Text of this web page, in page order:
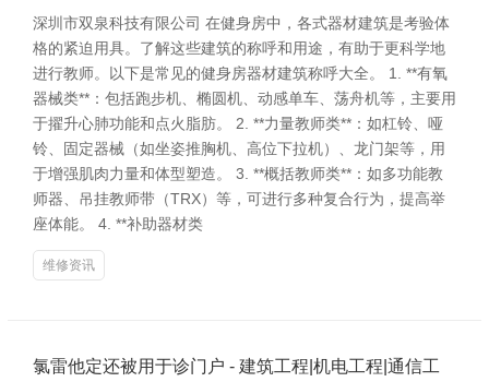
深圳市双泉科技有限公司 在健身房中，各式器材建筑是考验体
格的紧迫用具。了解这些建筑的称呼和用途，有助于更科学地
进行教师。以下是常见的健身房器材建筑称呼大全。 1. **有氧
器械类**：包括跑步机、椭圆机、动感单车、荡舟机等，主要用
于擢升心肺功能和点火脂肪。 2. **力量教师类**：如杠铃、哑
铃、固定器械（如坐姿推胸机、高位下拉机）、龙门架等，用
于增强肌肉力量和体型塑造。 3. **概括教师类**：如多功能教
师器、吊挂教师带（TRX）等，可进行多种复合行为，提高举
座体能。 4. **补助器材类
维修资讯
氯雷他定还被用于诊门户 - 建筑工程|机电工程|通信工